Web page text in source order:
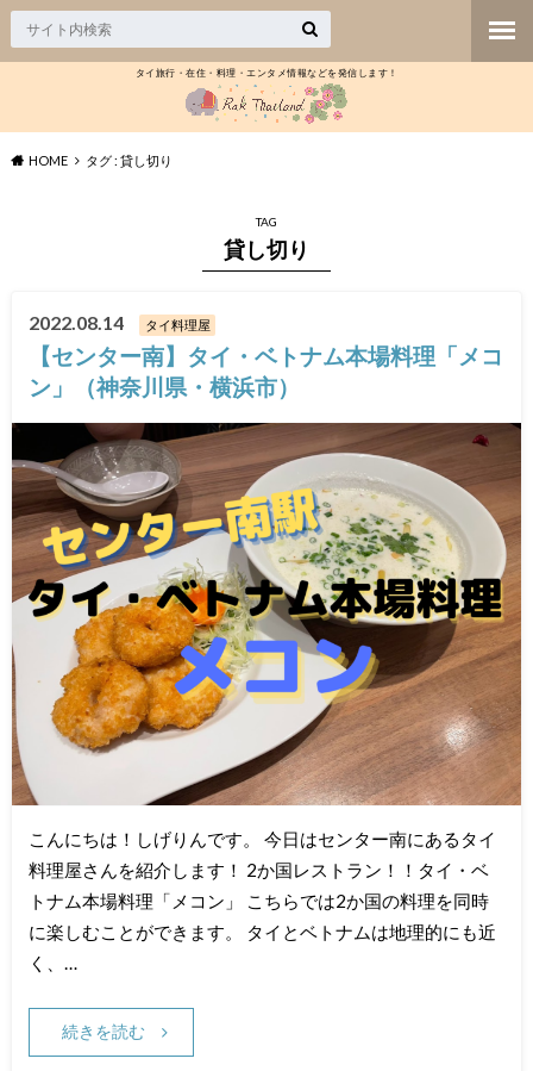
タイ旅行・在住・料理・エンタメ情報などを発信します！
HOME タグ : 貸し切り
TAG
貸し切り
2022.08.14 タイ料理屋
【センター南】タイ・ベトナム本場料理「メコ
ン」（神奈川県・横浜市）
こんにちは！しげりんです。 今日はセンター南にあるタイ
料理屋さんを紹介します！ 2か国レストラン！！タイ・ベ
トナム本場料理「メコン」 こちらでは2か国の料理を同時
に楽しむことができます。 タイとベトナムは地理的にも近
く、…
続きを読む